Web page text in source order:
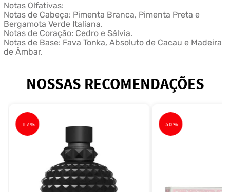
Notas Olfativas:
Notas de Cabeça: Pimenta Branca, Pimenta Preta e
Bergamota Verde Italiana.
Notas de Coração: Cedro e Sálvia.
Notas de Base: Fava Tonka, Absoluto de Cacau e Madeira
de Âmbar.
NOSSAS RECOMENDAÇÕES
-17% -50%